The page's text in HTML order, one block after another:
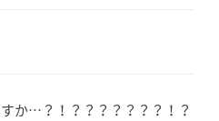
か…？！？？？？？？？！？